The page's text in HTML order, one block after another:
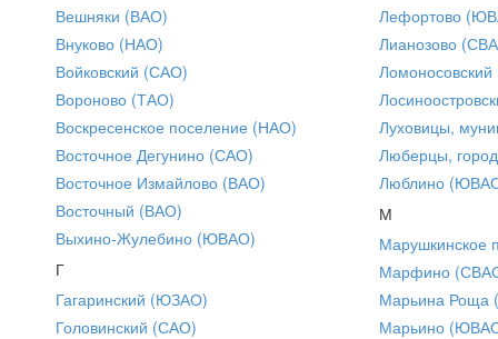
Вешняки (ВАО)
Внуково (НАО)
Войковский (САО)
Вороново (ТАО)
Воскресенское поселение (НАО)
Восточное Дегунино (САО)
Восточное Измайлово (ВАО)
Восточный (ВАО)
Выхино-Жулебино (ЮВАО)
Г
Гагаринский (ЮЗАО)
Головинский (САО)
Лефортово
Лианозово
Луховицы,
Люберцы,
Люблино
М
Марушкинское
Марфино
Марьина Роща
Марьино